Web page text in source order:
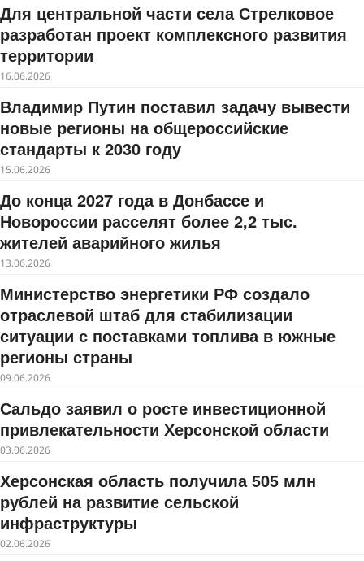
Для центральной части села Стрелковое
разработан проект комплексного развития
территории
16.06.2026
Владимир Путин поставил задачу вывести
новые регионы на общероссийские
стандарты к 2030 году
15.06.2026
До конца 2027 года в Донбассе и
Новороссии расселят более 2,2 тыс.
жителей аварийного жилья
13.06.2026
Министерство энергетики РФ создало
отраслевой штаб для стабилизации
ситуации с поставками топлива в южные
регионы страны
09.06.2026
Сальдо заявил о росте инвестиционной
привлекательности Херсонской области
03.06.2026
Херсонская область получила 505 млн
рублей на развитие сельской
инфраструктуры
02.06.2026